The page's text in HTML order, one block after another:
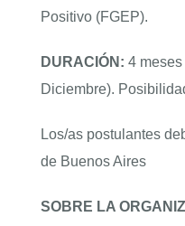
Positivo (FGEP).
DURACIÓN: 4
Diciembre).
Los/as postulantes
de Buenos Aires
SOBRE LA